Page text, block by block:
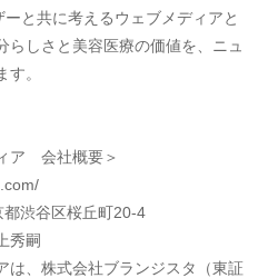
ーと共に考えるウェブメディアと
らしさと美容医療の価値を、ニュ
。
ア　会社概要＞
渋谷区桜丘町20-4
秀嗣
は、株式会社ブランジスタ（東証